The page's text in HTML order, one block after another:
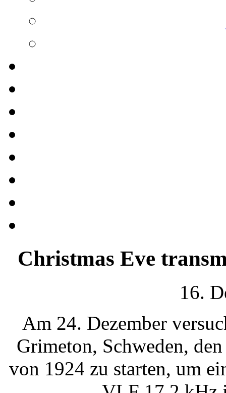
Christmas Eve
16.
Am 24. Dezember
Grimeton, Schweden,
von 1924 zu starten, um